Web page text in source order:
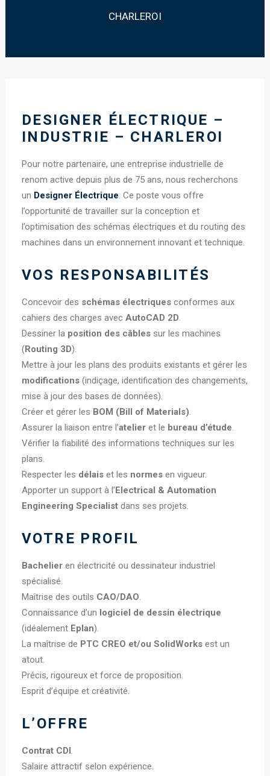
CHARLEROI
DESIGNER ÉLECTRIQUE –
INDUSTRIE – CHARLEROI
Pour notre partenaire, une entreprise industrielle de
renom active depuis plus de 75 ans, nous recherchons
un Designer Électrique. Ce poste vous offre
l’opportunité de travailler sur la conception et
l’optimisation des schémas électriques et du routing des
machines dans un environnement innovant et technique.
VOS RESPONSABILITÉS
Concevoir des schémas électriques conformes aux
cahiers des charges avec AutoCAD 2D.
Dessiner la position des câbles sur les machines
(Routing 3D).
Mettre à jour les plans des produits existants et gérer les
modifications (indiçage, identification des changements,
mise à jour des bases de données).
Créer et gérer les BOM (Bill of Materials).
Assurer la liaison entre l’atelier et le bureau d’étude.
Vérifier la fiabilité des informations techniques sur les
plans.
Respecter les délais et les normes en vigueur.
Apporter un support à l’Electrical & Automation
Engineering Specialist dans ses projets.
VOTRE PROFIL
Bachelier en électricité ou dessinateur industriel
spécialisé.
Maîtrise des outils CAO/DAO.
Connaissance d’un logiciel de dessin électrique
(idéalement Eplan).
La maîtrise de PTC CREO et/ou SolidWorks est un
atout.
Précis, rigoureux et force de proposition.
Esprit d’équipe et créativité.
L’OFFRE
Contrat CDI.
Salaire attractif selon expérience.